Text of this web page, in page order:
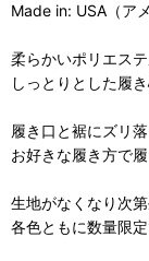
Made in: USA（ア
柔らかいポリエス
しっとりとした履
履き口と裾にズリ
お好きな履き方で
生地がなくなり次
各色ともに数量限定